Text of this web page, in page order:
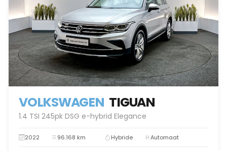
VOLKSWAGEN TIGUAN
1.4 TSI 245pk DSG e-hybrid Elegance
2022 96.168 km Hybride Automaat